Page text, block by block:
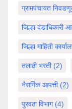
ग्रामपंचायत
जिल्हा दंडाधिकारी
जिल्हा माहिती
तलाठी भरती(2)
नैसर्गिक आपत्ती(2)
पुरवठा विभाग(4)